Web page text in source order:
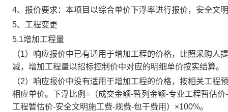
4、报价要求：本项目以综合单价下浮率进行报价，安全文
5、工程变更
5.1增加工程量
（1）响应报价中已有适用于增加工程的价格，比照采购
减，增加工程量以招标控制价中对应的明细单价按实结算。
（2）响应报价中没有适用于增加工程的价格，按相关工
相应单价。下浮比例=（成交金额-暂列金额-专业工程暂估
工程暂估价-安全文明施工费-规费-包干费用）×100%。